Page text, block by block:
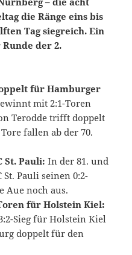
die Ränge eins bis
Tag siegreich. Ein
der 2.
für Hamburger
mit 2:1-Toren
Terodde trifft doppelt
fallen ab der 70.
St. Pauli: In der 81. und
Pauli seinen 0:2-
Aue noch aus.
für Holstein Kiel:
Sieg für Holstein Kiel
doppelt für den